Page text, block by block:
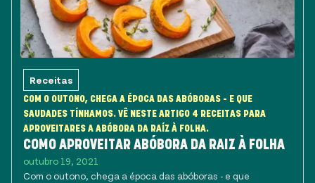
Receitas
COM O OUTONO, CHEGA A ÉPOCA DAS ABÓBORAS - E QUE
SAUDADES TÍNHAMOS. VÊ NESTE ARTIGO 4 RECEITAS PARA
APROVEITARES A ABÓBORA DA RAÍZ À FOLHA.
COMO APROVEITAR ABÓBORA DA RAIZ À FOLHA
outubro 19, 2021
Com o outono, chega a época das abóboras - e que